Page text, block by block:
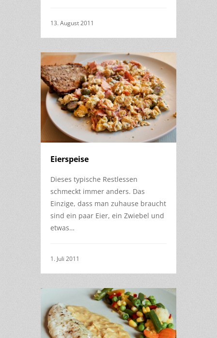
13. August 2011
Eierspeise
Dieses typische Restlessen
schmeckt immer anders. Das
Einzige, dass man zuhause braucht
sind ein paar Eier, ein Zwiebel und
etwas…
1. Juli 2011